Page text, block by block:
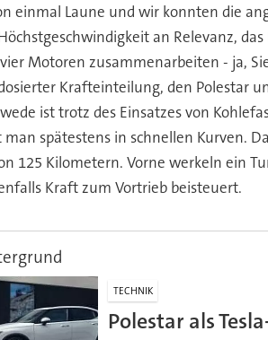
einmal Laune und wir konnten die
an Relevanz,
Motoren zusammenarbeiten - ja,
Krafteinteilung, den Polestar
ist trotz des Einsatzes von
spätestens in schnellen Kurven.
125 Kilometern. Vorne werkeln ein
Kraft zum Vortrieb beisteuert.
TECHNIK
Polestar als